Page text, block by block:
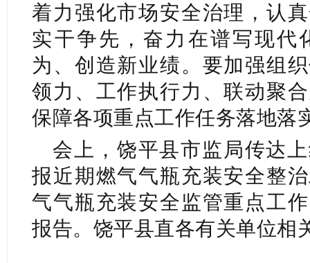
着力强化市场安全治理，认
实干争先，奋力在谱写现代
为、创造新业绩。要加强组
领力、工作执行力、联动聚
保障各项重点工作任务落地落
会上，饶平县市监局传达
报近期燃气气瓶充装安全整
气气瓶充装安全监管重点工
报告。饶平县直各有关单位相